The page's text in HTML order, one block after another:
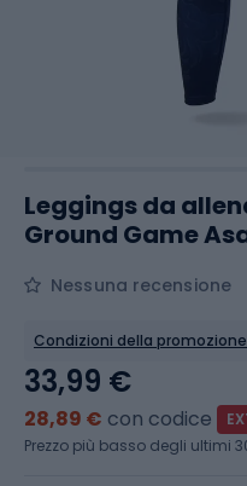
Leggings da
Ground Game
Nessuna recensione
Condizioni della promozione
33,99 €
28,89 € con codice
Prezzo più basso degli ultimi